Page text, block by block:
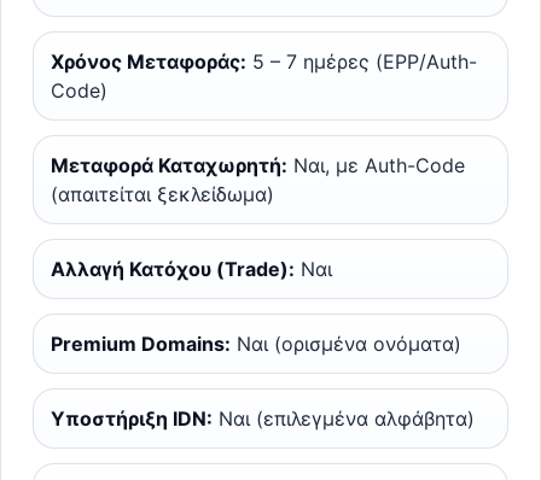
Χρόνος Μεταφοράς: 5 – 7 ημέρες (EPP/Auth-
Code)
Μεταφορά Καταχωρητή: Ναι, με Auth-Code
(απαιτείται ξεκλείδωμα)
Αλλαγή Κατόχου (Trade): Ναι
Premium Domains: Ναι (ορισμένα ονόματα)
Υποστήριξη IDN: Ναι (επιλεγμένα αλφάβητα)